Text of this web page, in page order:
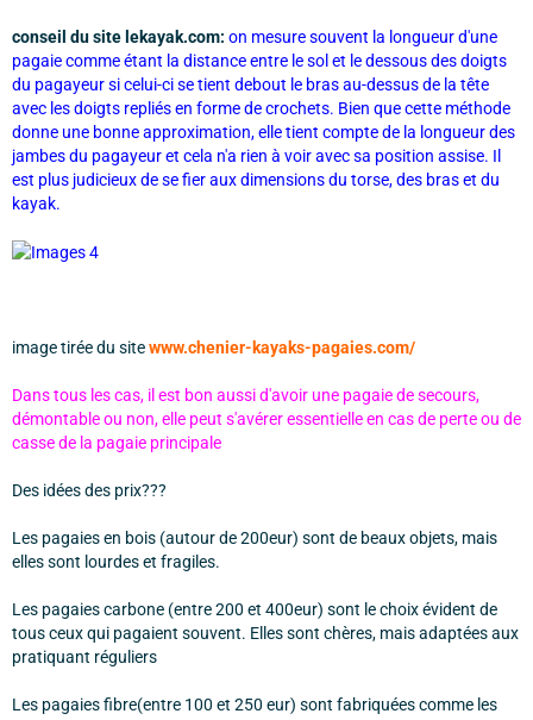
conseil du site lekayak.com: on mesure souvent la longueur d'une
pagaie comme étant la distance entre le sol et le dessous des doigts
du pagayeur si celui-ci se tient debout le bras au-dessus de la tête
avec les doigts repliés en forme de crochets. Bien que cette méthode
donne une bonne approximation, elle tient compte de la longueur des
jambes du pagayeur et cela n'a rien à voir avec sa position assise. Il
est plus judicieux de se fier aux dimensions du torse, des bras et du
kayak.
image tirée du sitewww.chenier-kayaks-pagaies.com/
Dans tous les cas, il est bon aussi d'avoir une pagaie de secours,
démontable ou non, elle peut s'avérer essentielle en cas de perte ou de
casse de la pagaie principale
Des idées des prix???
Les pagaies en bois (autour de 200eur) sont de beaux objets, mais
elles sont lourdes et fragiles.
Les pagaies carbone (entre 200 et 400eur) sont le choix évident de
tous ceux qui pagaient souvent. Elles sont chères, mais adaptées aux
pratiquant réguliers
Les pagaies fibre(entre 100 et 250 eur) sont fabriquées comme les